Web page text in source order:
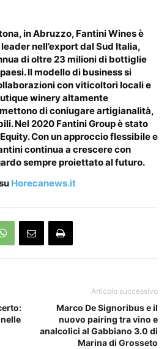
in Abruzzo, Fantini Wines è
nell’export dal Sud Italia,
di oltre 23 milioni di bottiglie
Il modello di business si
con viticoltori locali e
winery altamente
di coniugare artigianalità,
Nel 2020 Fantini Group è stato
Con un approccio flessibile e
continua a crescere con
sempre proiettato al futuro.
Horecanews.it
Articolo successivo
Marco De Signoribus e il
nuovo pairing tra vino e
analcolici al Gabbiano 3.0 di
Marina di Grosseto